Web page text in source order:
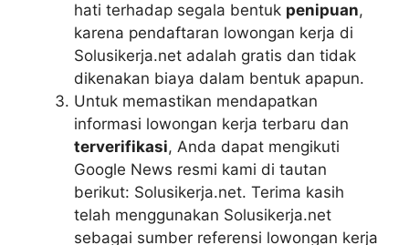
hati terhadap segala bentuk penipuan,
karena pendaftaran lowongan kerja di
Solusikerja.net adalah gratis dan tidak
dikenakan biaya dalam bentuk apapun.
Untuk memastikan mendapatkan
informasi lowongan kerja terbaru dan
terverifikasi, Anda dapat mengikuti
Google News resmi kami di tautan
berikut: Solusikerja.net. Terima kasih
telah menggunakan Solusikerja.net
sebagai sumber referensi lowongan kerja